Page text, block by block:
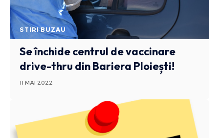
STIRI BUZAU
Se închide centrul de vaccinare
drive-thru din Bariera Ploiești!
11 MAI 2022